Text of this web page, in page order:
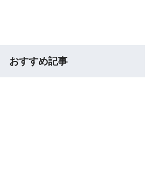
おすすめ記事